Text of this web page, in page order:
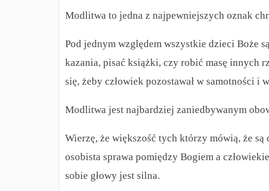
Modlitwa to jedna z najpewniejszych oznak
Pod jednym względem wszystkie dzieci Boże
kazania, pisać książki, czy robić masę innych
się, żeby człowiek pozostawał w samotności i
Modlitwa jest najbardziej zaniedbywanym
Wierzę, że większość tych którzy mówią, że
osobista sprawa pomiędzy Bogiem a
sobie głowy jest silna.